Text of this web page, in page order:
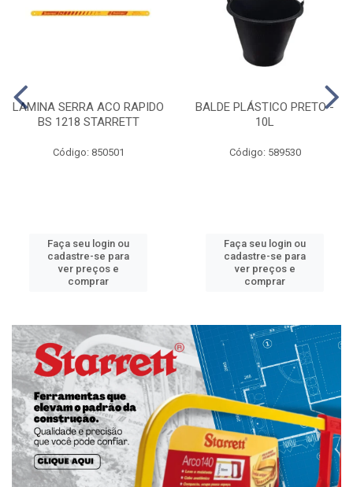
LAMINA SERRA ACO RAPIDO
BS 1218 STARRETT
Código: 850501
Faça seu login ou
cadastre-se para
ver preços e
comprar
BALDE PLÁSTICO PRETO -
10L
Código: 589530
Faça seu login ou
cadastre-se para
ver preços e
comprar